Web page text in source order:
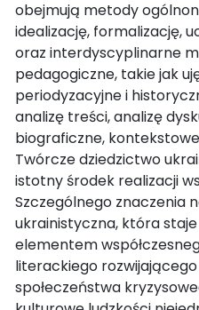
obejmują metody
idealizację, formalizację,
oraz interdyscyplinarne
pedagogiczne, takie jak
periodyzacyjne i
analizę treści, analizę
biograficzne,
Twórcze dziedzictwo
istotny środek realizacji
Szczególnego znaczenia
ukrainistyczna, która
elementem
literackiego
społeczeństwa